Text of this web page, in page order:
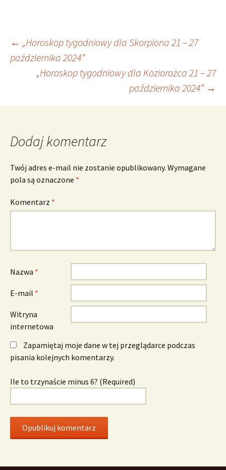
Nawigacja
wpisu
← „Horoskop tygodniowy dla Skorpiona 21 – 27
października 2024”
„Horoskop tygodniowy dla Koziorożca 21 – 27
października 2024” →
Dodaj komentarz
Twój adres e-mail nie zostanie opublikowany. Wymagane
pola są oznaczone *
Komentarz *
Nazwa *
E-mail *
Witryna
internetowa
Zapamiętaj moje dane w tej przeglądarce podczas
pisania kolejnych komentarzy.
Ile to trzynaście minus 6? (Required)